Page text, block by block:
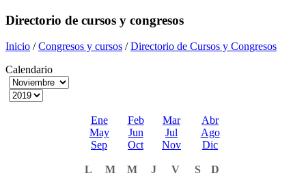
Directorio de cursos y congresos
Inicio /Congresos y cursos /Directorio de Cursos y Congresos
Calendario
Ene Feb Mar
Abr
May
Jun Jul
Ago
Sep
Oct Nov Dic
L M M J V S
D